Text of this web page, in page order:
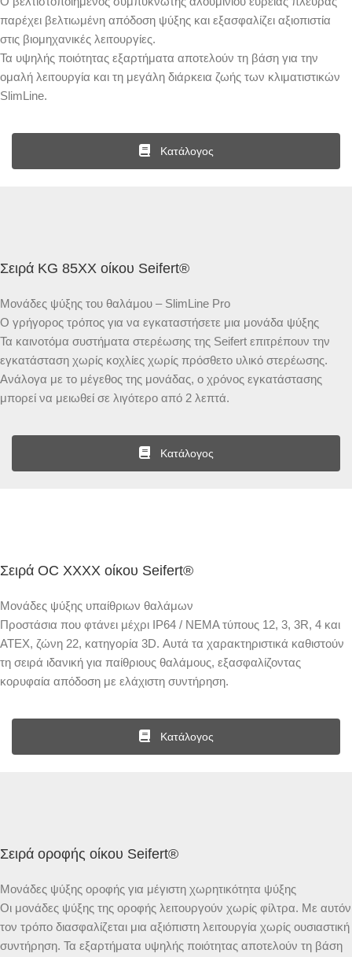
παρέχει βελτιωμένη απόδοση ψύξης και εξασφαλίζει αξιοπιστία
στις βιομηχανικές λειτουργίες.
Τα υψηλής ποιότητας εξαρτήματα αποτελούν τη βάση για την
ομαλή λειτουργία και τη μεγάλη διάρκεια ζωής των κλιματιστικών
SlimLine.
Κατάλογος
Σειρά KG 85XX οίκου Seifert®
Μονάδες ψύξης του θαλάμου – SlimLine Pro
Ο γρήγορος τρόπος για να εγκαταστήσετε μια μονάδα ψύξης
Τα καινοτόμα συστήματα στερέωσης της Seifert επιτρέπουν την
εγκατάσταση χωρίς κοχλίες χωρίς πρόσθετο υλικό στερέωσης.
Ανάλογα με το μέγεθος της μονάδας, ο χρόνος εγκατάστασης
μπορεί να μειωθεί σε λιγότερο από 2 λεπτά.
Κατάλογος
Σειρά OC XXXX οίκου Seifert®
Μονάδες ψύξης υπαίθριων θαλάμων
Προστάσια που φτάνει μέχρι IP64 / NEMA τύπους 12, 3, 3R, 4 και
ATEX, ζώνη 22, κατηγορία 3D. Αυτά τα χαρακτηριστικά καθιστούν
τη σειρά ιδανική για παίθριους θαλάμους, εξασφαλίζοντας
κορυφαία απόδοση με ελάχιστη συντήρηση.
Κατάλογος
Σειρά οροφής οίκου Seifert®
Μονάδες ψύξης οροφής για μέγιστη χωρητικότητα ψύξης
Οι μονάδες ψύξης της οροφής λειτουργούν χωρίς φίλτρα. Με αυτόν
τον τρόπο διασφαλίζεται μια αξιόπιστη λειτουργία χωρίς ουσιαστική
συντήρηση. Τα εξαρτήματα υψηλής ποιότητας αποτελούν τη βάση